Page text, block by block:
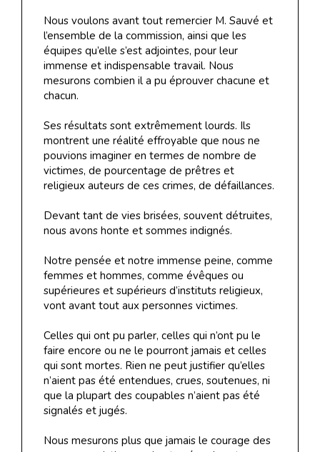
Nous voulons avant tout remercier M. Sauvé et
l’ensemble de la commission, ainsi que les
équipes qu’elle s’est adjointes, pour leur
immense et indispensable travail. Nous
mesurons combien il a pu éprouver chacune et
chacun.
Ses résultats sont extrêmement lourds. Ils
montrent une réalité effroyable que nous ne
pouvions imaginer en termes de nombre de
victimes, de pourcentage de prêtres et
religieux auteurs de ces crimes, de défaillances.
Devant tant de vies brisées, souvent détruites,
nous avons honte et sommes indignés.
Notre pensée et notre immense peine, comme
femmes et hommes, comme évêques ou
supérieures et supérieurs d’instituts religieux,
vont avant tout aux personnes victimes.
Celles qui ont pu parler, celles qui n’ont pu le
faire encore ou ne le pourront jamais et celles
qui sont mortes. Rien ne peut justifier qu’elles
n’aient pas été entendues, crues, soutenues, ni
que la plupart des coupables n’aient pas été
signalés et jugés.
Nous mesurons plus que jamais le courage des